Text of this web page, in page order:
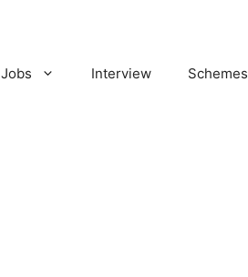
Jobs Interview Schemes